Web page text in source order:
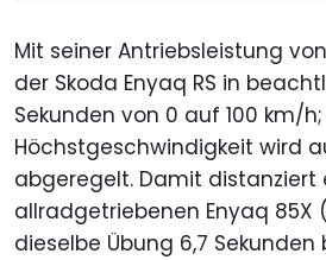
Mit seiner Antriebsleistung
der Skoda Enyaq RS in
Sekunden von 0 auf 100 km/
Höchstgeschwindigkeit wird
abgeregelt. Damit distanziert
allradgetriebenen Enyaq 85X
dieselbe Übung 6,7 Sekunden